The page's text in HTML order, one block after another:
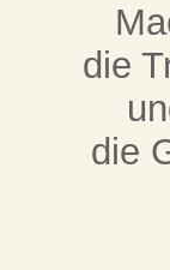
die
die